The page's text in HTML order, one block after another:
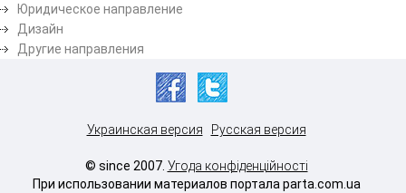
Юридическое направление
Дизайн
Другие направления
Украинская версия Русская версия
© since 2007. Угода конфіденційності
При использовании материалов портала parta.com.ua